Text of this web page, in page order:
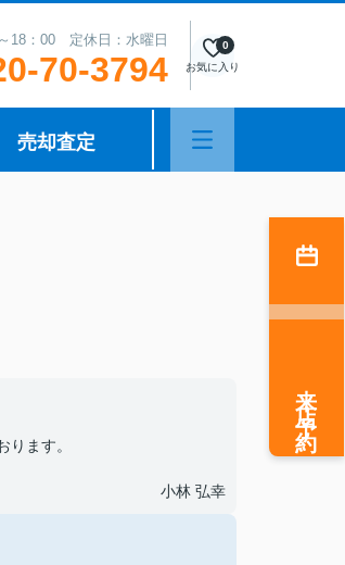
18：00 定休日：水曜日
70-3794 お気に入り
0
売却査定
ます。
小林 弘幸
来店予約